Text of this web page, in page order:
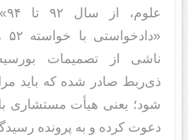
ناشی از تصمیمات
ذی‌ربط صادر شده که باید
شود؛ یعنی هیأت مستشاری
دعوت کرده و به پرونده